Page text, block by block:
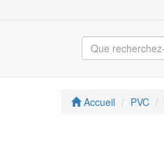
Accueil PVC